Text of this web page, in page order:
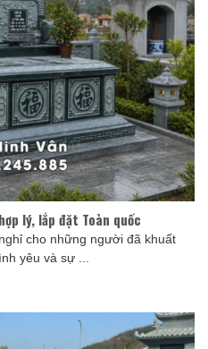
lý, lắp đặt Toàn quốc
cho những người đã khuất
yêu và sự ...